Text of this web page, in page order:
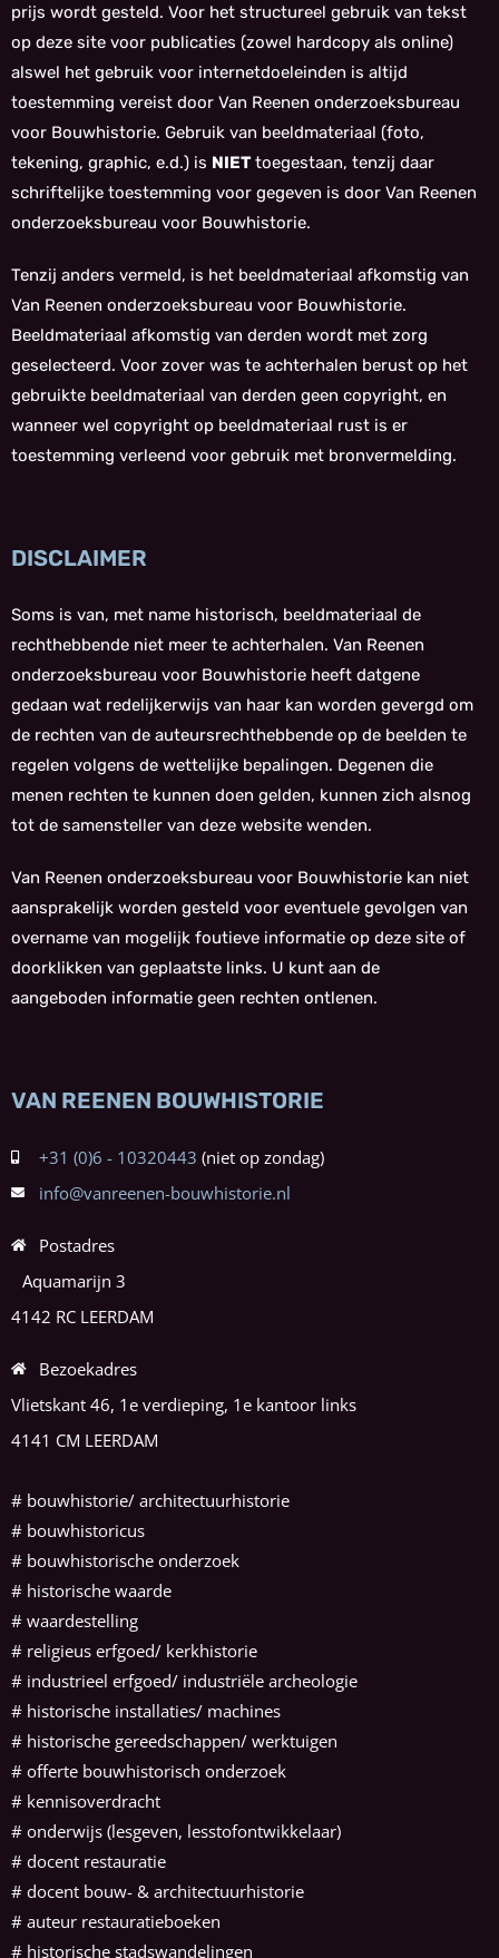
prijs wordt gesteld. Voor het structureel gebruik van tekst
op deze site voor publicaties (zowel hardcopy als online)
alswel het gebruik voor internetdoeleinden is altijd
toestemming vereist door Van Reenen onderzoeksbureau
voor Bouwhistorie. Gebruik van beeldmateriaal (foto,
tekening, graphic, e.d.) is NIETtoegestaan, tenzij daar
schriftelijke toestemming voor gegeven is door Van Reenen
onderzoeksbureau voor Bouwhistorie.
Tenzij anders vermeld, is het beeldmateriaal afkomstig van
Van Reenen onderzoeksbureau voor Bouwhistorie.
Beeldmateriaal afkomstig van derden wordt met zorg
geselecteerd. Voor zover was te achterhalen berust op het
gebruikte beeldmateriaal van derden geen copyright, en
wanneer wel copyright op beeldmateriaal rust is er
toestemming verleend voor gebruik met bronvermelding.
DISCLAIMER
Soms is van, met name historisch, beeldmateriaal de
rechthebbende niet meer te achterhalen. Van Reenen
onderzoeksbureau voor Bouwhistorie heeft datgene
gedaan wat redelijkerwijs van haar kan worden gevergd om
de rechten van de auteursrechthebbende op de beelden te
regelen volgens de wettelijke bepalingen. Degenen die
menen rechten te kunnen doen gelden, kunnen zich alsnog
tot de samensteller van deze website wenden.
Van Reenen onderzoeksbureau voor Bouwhistorie kan niet
aansprakelijk worden gesteld voor eventuele gevolgen van
overname van mogelijk foutieve informatie op deze site of
doorklikken van geplaatste links. U kunt aan de
aangeboden informatie geen rechten ontlenen.
VAN REENEN BOUWHISTORIE
+31 (0)6 - 10320443
info@vanreenen-bouwhistorie.nl
Postadres
Aquamarijn 3
4142 RC LEERDAM
Bezoekadres
Vlietskant 46, 1e verdieping, 1e kantoor links
4141 CM LEERDAM
# bouwhistorie/ architectuurhistorie
# bouwhistoricus
# bouwhistorische onderzoek
# historische waarde
# waardestelling
# religieus erfgoed/ kerkhistorie
# industrieel erfgoed/ industriële archeologie
# historische installaties/ machines
# historische gereedschappen/ werktuigen
# offerte bouwhistorisch onderzoek
# kennisoverdracht
# onderwijs (lesgeven, lesstofontwikkelaar)
# docent restauratie
# docent bouw- & architectuurhistorie
# auteur restauratieboeken
# historische stadswandelingen